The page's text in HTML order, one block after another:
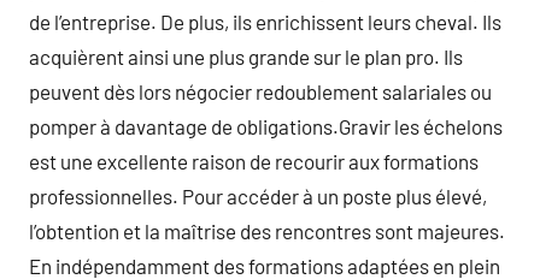
de l’entreprise. De plus, ils enrichissent leurs cheval. Ils
acquièrent ainsi une plus grande sur le plan pro. Ils
peuvent dès lors négocier redoublement salariales ou
pomper à davantage de obligations.Gravir les échelons
est une excellente raison de recourir aux formations
professionnelles. Pour accéder à un poste plus élevé,
l’obtention et la maîtrise des rencontres sont majeures.
En indépendamment des formations adaptées en plein